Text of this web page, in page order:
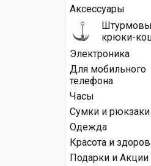
Аксессуары
крюки-
Электроника
Для мобильного
телефона
Часы
Сумки и рюкзаки
Одежда
Красота и
Подарки и Акции